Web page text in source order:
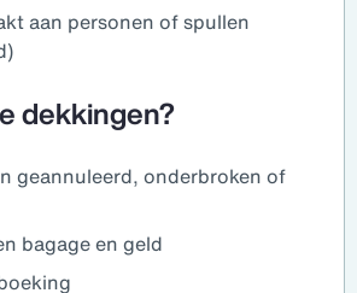
aan personen of spullen
dekkingen?
geannuleerd, onderbroken of
bagage en geld